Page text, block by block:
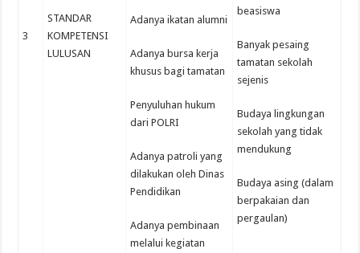
3
STANDAR
KOMPETENSI
LULUSAN
Adanya ikatan alumni
Adanya bursa kerja
khusus bagi tamatan
Penyuluhan hukum
dari POLRI
Adanya patroli yang
dilakukan oleh Dinas
Pendidikan
Adanya pembinaan
melalui kegiatan
beasiswa
Banyak pesaing
tamatan sekolah
sejenis
Budaya lingkungan
sekolah yang tidak
mendukung
Budaya asing (dalam
berpakaian dan
pergaulan)